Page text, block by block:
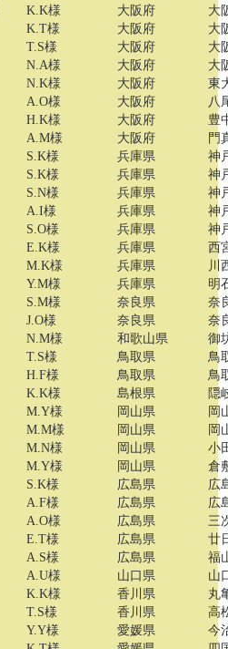
K.K様
K.T様
T.S様
N.A様
N.K様
A.O様
H.K様
A.M様
S.K様
S.K様
S.N様
A.I様
S.O様
E.K様
M.K様
Y.M様
S.M様
J.O様
N.M様
T.S様
H.F様
K.K様
M.Y様
M.M様
M.N様
M.Y様
S.K様
A.F様
A.O様
E.T様
A.S様
A.U様
K.K様
T.S様
Y.Y様
大阪府
大阪府
大阪府
大阪府
大阪府
大阪府
大阪府
大阪府
兵庫県
兵庫県
兵庫県
兵庫県
兵庫県
兵庫県
兵庫県
兵庫県
奈良県
奈良県
和歌山県
鳥取県
鳥取県
島根県
岡山県
岡山県
岡山県
岡山県
広島県
広島県
広島県
広島県
広島県
山口県
香川県
香川県
愛媛県
大
大
大
大
東
八
豊
門
神
神
神
神
神
西
川
明
奈
奈
御
鳥
鳥
隠
岡
岡
小
倉
広
広
三
廿
福
山
丸
高
今